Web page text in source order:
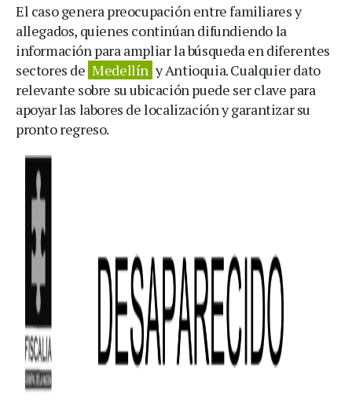
El caso genera preocupación entre familiares y
allegados, quienes continúan difundiendo la
información para ampliar la búsqueda en diferentes
sectores de Medellín y Antioquia. Cualquier dato
relevante sobre su ubicación puede ser clave para
apoyar las labores de localización y garantizar su
pronto regreso.